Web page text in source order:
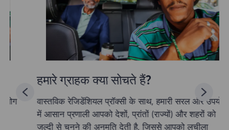
हमारे ग्राहक क्या सोचते हैं?
वास्तविक रेजिडेंशियल प्रॉक्सी के साथ, हमारी सरल और उपयोग
में आसान प्रणाली आपको देशों, प्रांतों (राज्यों) और शहरों को
जल्दी से चुनने की अनुमति देती है, जिससे आपको लचीला